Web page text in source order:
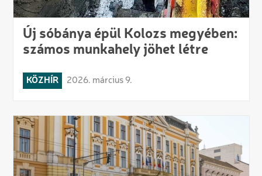
Új sóbánya épül Kolozs megyében:
számos munkahely jöhet létre
KÖZHÍR 2026. március 9.